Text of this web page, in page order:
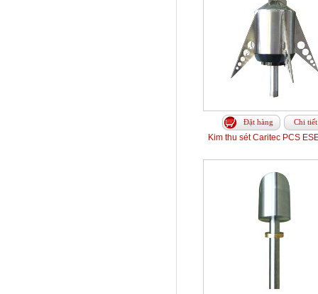
Đặt hàng Chi tiết
Kim thu sét Caritec PCS